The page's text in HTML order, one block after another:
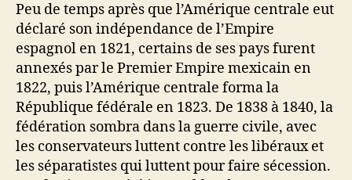
Peu de temps après que l’Amérique centrale eut
déclaré son indépendance de l’Empire
espagnol en 1821, certains de ses pays furent
annexés par le Premier Empire mexicain en
1822, puis l’Amérique centrale forma la
République fédérale en 1823. De 1838 à 1840, la
fédération sombra dans la guerre civile, avec
les conservateurs luttent contre les libéraux et
les séparatistes qui luttent pour faire sécession.